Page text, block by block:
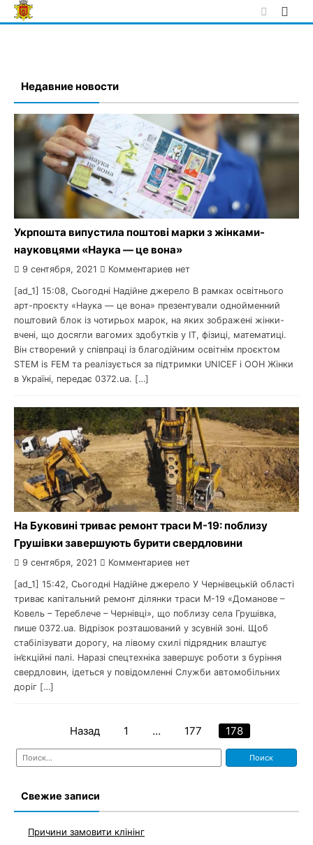
Skip
to
Недавние новости
Укрпошта випустила поштові марки з жінками-
науковцями «Наука — це вона»
9 сентября, 2021 Комментариев нет
[ad_1] 15:08, Сьогодні Надійне джерело В рамках освітнього
арт-проєкту «Наука — це вона» презентували однойменний
поштовий блок із чотирьох марок, на яких зображені жінки-
вчені, що досягли вагомих здобутків у ІТ, фізиці, математиці.
Він створений у співпраці із благодійним освітнім проєктом
STEM is FEM та реалізується за підтримки UNICEF і ООН Жінки
в Україні, передає 0372.ua. […]
На Буковині триває ремонт траси М-19: поблизу
Грушівки завершують бурити свердловини
9 сентября, 2021 Комментариев нет
[ad_1] 15:42, Сьогодні Надійне джерело У Чернівецькій області
триває капітальний ремонт ділянки траси М-19 «Доманове –
Ковель – Тереблече – Чернівці», що поблизу села Грушівка,
пише 0372.ua. Відрізок розташований у зсувній зоні. Щоб
стабілізувати дорогу, на лівому схилі підрядник влаштує
ін’єкційні палі. Наразі спецтехніка завершує роботи з буріння
свердловин, ідеться у повідомленні Служби автомобільних
доріг […]
Навигация
по
Назад 1 … 177 178
Найти:
Свежие записи
Причини замовити клінінг